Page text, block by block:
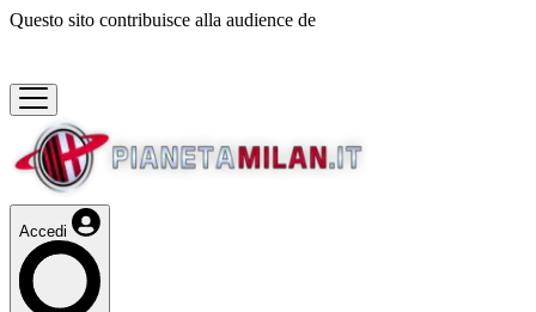
Questo sito contribuisce alla audience de
Accedi